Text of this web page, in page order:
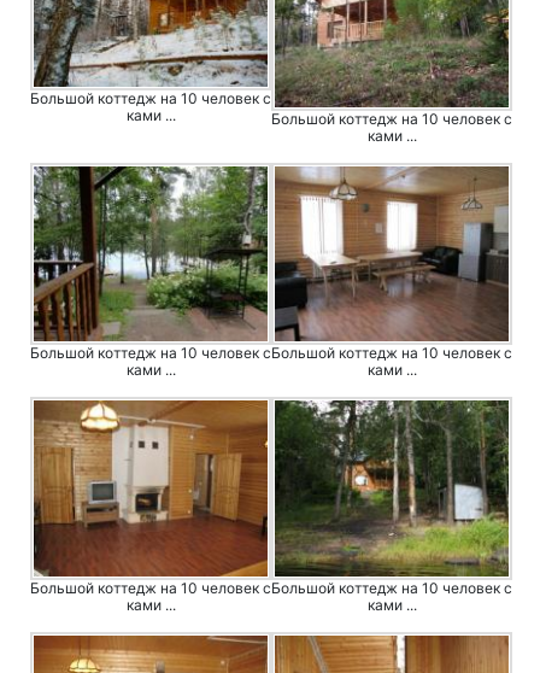
Большой коттедж на 10 человек с
ками ...
Большой коттедж на 10 человек с
ками ...
Большой коттедж на 10 человек с
ками ...
Большой коттедж на 10 человек с
ками ...
Большой коттедж на 10 человек с
ками ...
Большой коттедж на 10 человек с
ками ...